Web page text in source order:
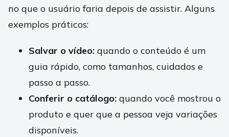
no que o usuário faria depois de assistir. Alguns
exemplos práticos:
Salvar o vídeo: quando o conteúdo é um
guia rápido, como tamanhos, cuidados e
passo a passo.
Conferir o catálogo: quando você mostrou o
produto e quer que a pessoa veja variações
disponíveis.